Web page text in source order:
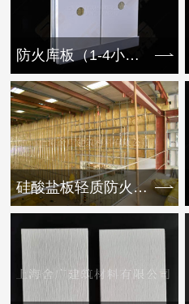
防火库板（1-4小时）
硅酸盐板轻质防火隔墙